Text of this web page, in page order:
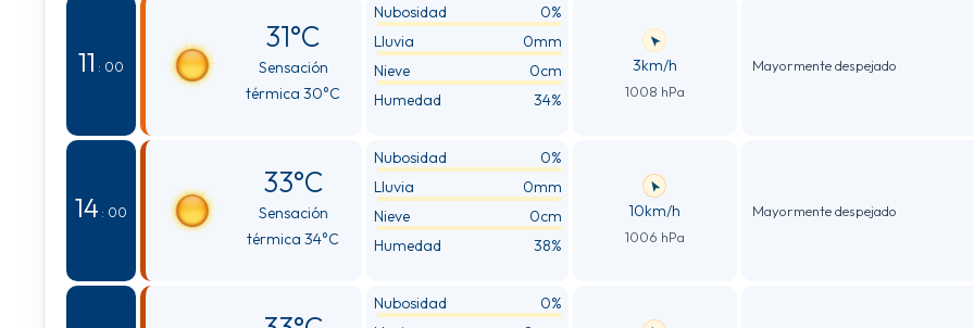
11 : 00
31°C
Sensación
térmica 30°C
Nubosidad
0%
Lluvia
0mm
Nieve
0cm
Humedad
34%
3km/h
1008 hPa
Mayormente despejado
14 : 00
33°C
Sensación
térmica 34°C
Nubosidad
0%
Lluvia
0mm
Nieve
0cm
Humedad
38%
10km/h
1006 hPa
Mayormente despejado
Nubosidad
0%